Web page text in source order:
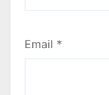
Email *